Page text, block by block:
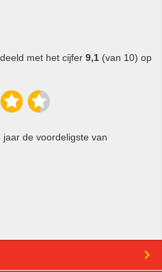
met het cijfer 9,1 (van 10) op
jaar de voordeligste van